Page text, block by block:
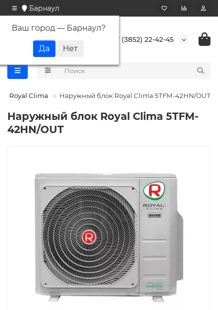
Барнаул
Ваш город — Барнаул?
+7 (3852) 22-42-45
Royal Clima Наружный блок Royal Clima 5TFM-42HN/OUT
Наружный блок Royal Clima 5TFM-
42HN/OUT